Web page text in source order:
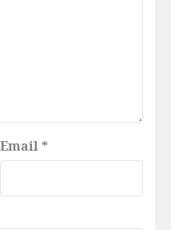
Email *